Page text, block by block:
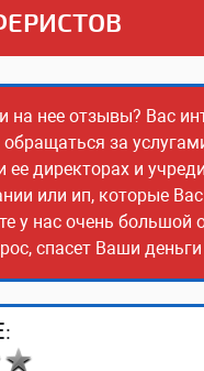
нее отзывы? Вас
за
директорах и
или ип, которые
у нас очень большой
спасет Ваши